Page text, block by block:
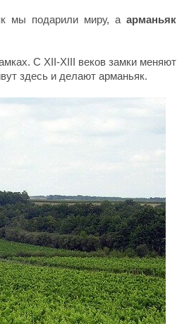
мы подарили миру, а арманьяк
С XII-XIII веков замки меняют
здесь и делают арманьяк.